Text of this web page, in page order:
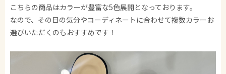
こちらの商品はカラーが豊富な5色展開となっております。
なので、その日の気分やコーディネートに合わせて複数カラーお
選びいただくのもおすすめです！